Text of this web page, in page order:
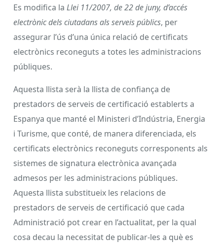
Es modifica la Llei 11/2007, de 22 de juny, d’accés
electrònic dels ciutadans als serveis públics, per
assegurar l’ús d’una única relació de certificats
electrònics reconeguts a totes les administracions
públiques.
Aquesta llista serà la llista de confiança de
prestadors de serveis de certificació establerts a
Espanya que manté el Ministeri d’Indústria, Energia
i Turisme, que conté, de manera diferenciada, els
certificats electrònics reconeguts corresponents als
sistemes de signatura electrònica avançada
admesos per les administracions públiques.
Aquesta llista substitueix les relacions de
prestadors de serveis de certificació que cada
Administració pot crear en l’actualitat, per la qual
cosa decau la necessitat de publicar-les a què es